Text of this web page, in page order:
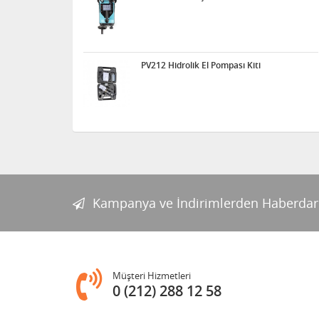
PV212 Hidrolik El Pompası Kiti
Kampanya ve İndirimlerden
Müşteri Hizmetleri
0 (212) 288 12 58